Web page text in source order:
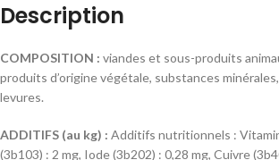
Description
COMPOSITION : viandes et sous-produits
produits d’origine végétale, substances
levures.
ADDITIFS (au kg) : Additifs nutritionnels :
(3b103) : 2 mg, Iode (3b202) : 0,28 mg, Cuivre